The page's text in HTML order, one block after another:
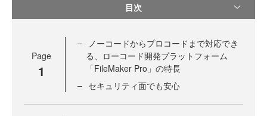
目次
Page
1
ノーコードからプロコードまで対応でき
る、ローコード開発プラットフォーム
「FileMaker Pro」の特長
セキュリティ面でも安心